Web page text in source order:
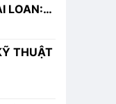
LOAN:
THUẬT
學)